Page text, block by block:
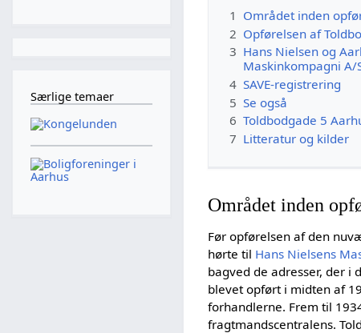
1 Området inden
2 Opførelsen af
3 Hans Nielsen og
Maskinkompagni A/
4 SAVE-registrering
5 Se også
6 Toldbodgade 5
7 Litteratur og kilder
Området inden
Før opførelsen af den
hørte til Hans Nielsens
bagved de adresser, der
blevet opført i midten af
forhandlerne. Frem til
fragtmandscentralens.
Særlige temaer